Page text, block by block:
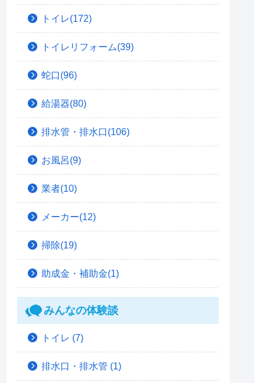
トイレ(172)
トイレリフォーム(39)
蛇口(96)
給湯器(80)
排水管・排水口(106)
お風呂(9)
業者(10)
メーカー(12)
掃除(19)
助成金・補助金(1)
みんなの体験談
トイレ (7)
排水口・排水管 (1)